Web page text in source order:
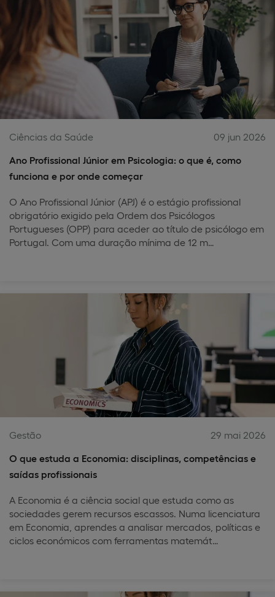
Ciências da Saúde
09 jun 2026
Ano Profissional Júnior em Psicologia: o que é, como
funciona e por onde começar
O Ano Profissional Júnior (APJ) é o estágio profissional
obrigatório exigido pela Ordem dos Psicólogos
Portugueses (OPP) para aceder ao título de psicólogo em
Portugal. Com uma duração mínima de 12 m…
Gestão
29 mai 2026
O que estuda a Economia: disciplinas, competências e
saídas profissionais
A Economia é a ciência social que estuda como as
sociedades gerem recursos escassos. Numa licenciatura
em Economia, aprendes a analisar mercados, políticas e
ciclos económicos com ferramentas matemát…